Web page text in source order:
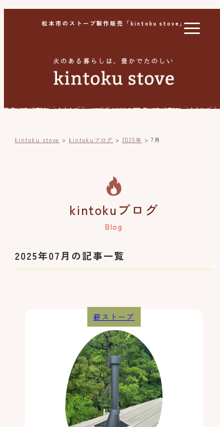
松本市のストーブ製作販売「kintoku stove」
kintoku stove > kintokuブログ >2025年 >7月
kintokuブログ
2025年07月の記事一覧
薪ストーブ